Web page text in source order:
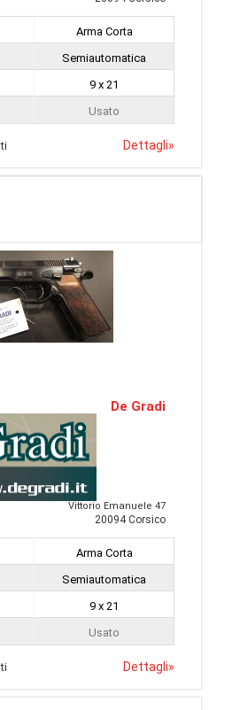
Arma Corta
Semiautomatica
9 x 21
Usato
Dettagli»
De Gradi
Vittorio Emanuele 47
20094 Corsico
Arma Corta
Semiautomatica
9 x 21
Usato
Dettagli»